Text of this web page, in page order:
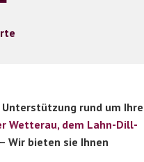
rund um Ihre
Wetterau, dem Lahn-Dill-
– Wir bieten sie Ihnen